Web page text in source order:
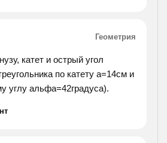
Геометрия
катет и острый угол
по катету а=14см и
углу альфа=42градуса).